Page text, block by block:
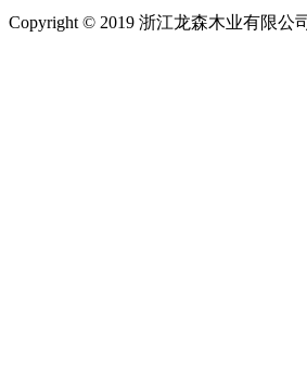
Copyright © 2019 浙江龙森木业有限公